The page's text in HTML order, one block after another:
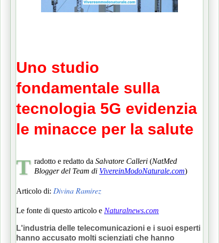
Uno studio
fondamentale sulla
tecnologia 5G evidenzia
le minacce per la salute
T radotto e redatto da Salvatore Calleri (NatMed
Blogger del Team di VivereinModoNaturale.com)
Articolo di: Divina Ramirez
Le fonte di questo articolo e Naturalnews.com
L'industria delle telecomunicazioni e i suoi esperti
hanno accusato molti scienziati che hanno